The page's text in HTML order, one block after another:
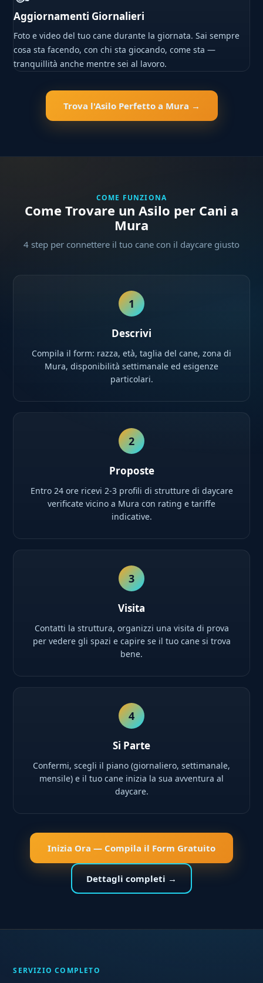
Aggiornamenti Giornalieri
Foto e video del tuo cane durante la giornata. Sai sempre
cosa sta facendo, con chi sta giocando, come sta —
tranquillità anche mentre sei al lavoro.
Trova l'Asilo Perfetto a Mura →
COME FUNZIONA
Come Trovare un Asilo per Cani a
Mura
4 step per connettere il tuo cane con il daycare giusto
1
Descrivi
Compila il form: razza, età, taglia del cane, zona di
Mura, disponibilità settimanale ed esigenze
particolari.
2
Proposte
Entro 24 ore ricevi 2-3 profili di strutture di daycare
verificate vicino a Mura con rating e tariffe
indicative.
3
Visita
Contatti la struttura, organizzi una visita di prova
per vedere gli spazi e capire se il tuo cane si trova
bene.
4
Si Parte
Confermi, scegli il piano (giornaliero, settimanale,
mensile) e il tuo cane inizia la sua avventura al
daycare.
Inizia Ora — Compila il Form Gratuito
Dettagli completi →
SERVIZIO COMPLETO